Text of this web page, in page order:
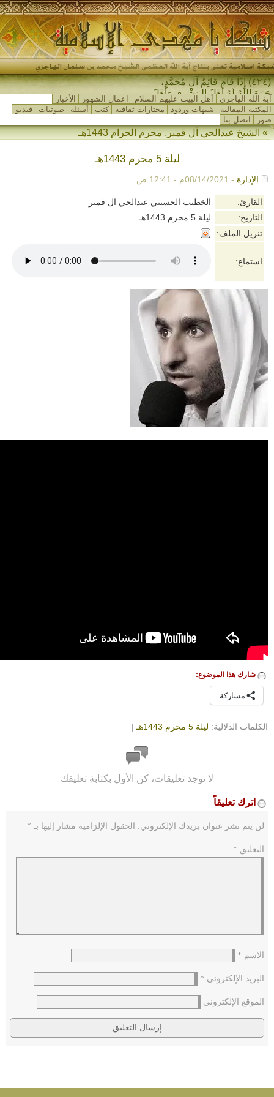
(٤٢٤) إِذَا قَامَ قَائِمُ آلِ مُحَمَّدٍ،
جَمَعَ اللهُ لَهُ أَهْلَ المَشْرِقِ وَأَهْلَ
المَغْرِبِ…
آية الله الهاجري أهل البيت عليهم السلام اعمال الشهور
الأخبار
المكتبة المقالية
شبهات وردود مختارات ثقافية كتب أسئلة صوتيات
فيديو
صور
اتصل بنا
»الشيخ عبدالحي آل قمبر,محرم الحرام 1443هـ
ليلة 5 محرم 1443هـ
الإدارة - 08/14/2021م - 12:41 ص
القارئ:
الخطيب الحسيني عبدالحي ال قمبر
التاريخ:
ليلة 5 محرم 1443هـ
تنزيل الملف:
استماع:
شارك هذا الموضوع:
مشاركة
الكلمات الدلالية: ليلة 5 محرم 1443هـ |
لا توجد تعليقات، كن الأول بكتابة تعليقك
اترك تعليقاً
لن يتم نشر عنوان بريدك الإلكتروني. الحقول الإلزامية مشار إليها بـ *
التعليق *
الاسم *
البريد الإلكتروني *
الموقع الإلكتروني